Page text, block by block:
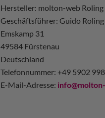
Hersteller: molton-web Roling
Geschäftsführer: Guido Roling
Emskamp 31
49584 Fürstenau
Deutschland
Telefonnummer: +49 5902
E-Mail-Adresse: